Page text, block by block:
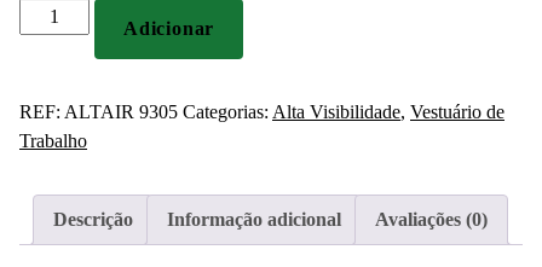
Quantidade
de
alta
300g
Adicionar
REF: ALTAIR 9305 Categorias: Alta Visibilidade, Vestuário de
Trabalho
Descrição Informação adicional Avaliações (0)